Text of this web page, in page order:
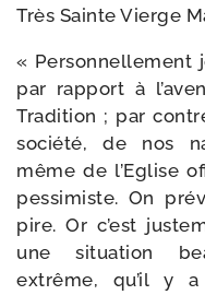
Très Sainte Vierge
« Personnellement
par rap­port à
Tradition ; par
socié­té, de nos
même de l’Eglise
pes­si­miste. On
pire. Or c’est
une situa­tion
extrême, qu’il y